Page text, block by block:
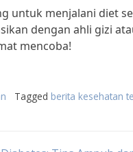
untuk menjalani diet
dengan ahli gizi
mencoba!
Tagged berita kesehatan